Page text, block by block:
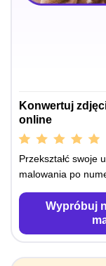
Konwertuj
online
Przekształć swoje
malowania po
Wypróbuj